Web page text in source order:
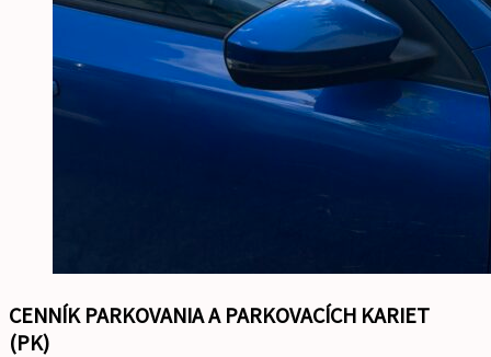
CENNÍK PARKOVANIAA PARKOVACÍCH KARIET
(PK)